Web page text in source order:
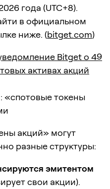
года (UTC+8).
в официальном
ниже. (bitget.com)
Bitget о 49
активах акций
«спотовые токены
акций» могут
разные структуры:
эмитентом
свои акции).